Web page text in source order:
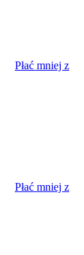
Płać mniej z
Płać mniej z